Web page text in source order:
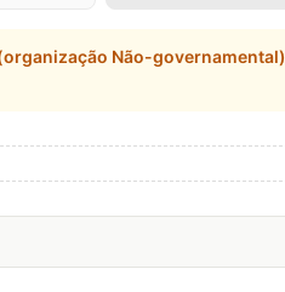
Não-governamental)